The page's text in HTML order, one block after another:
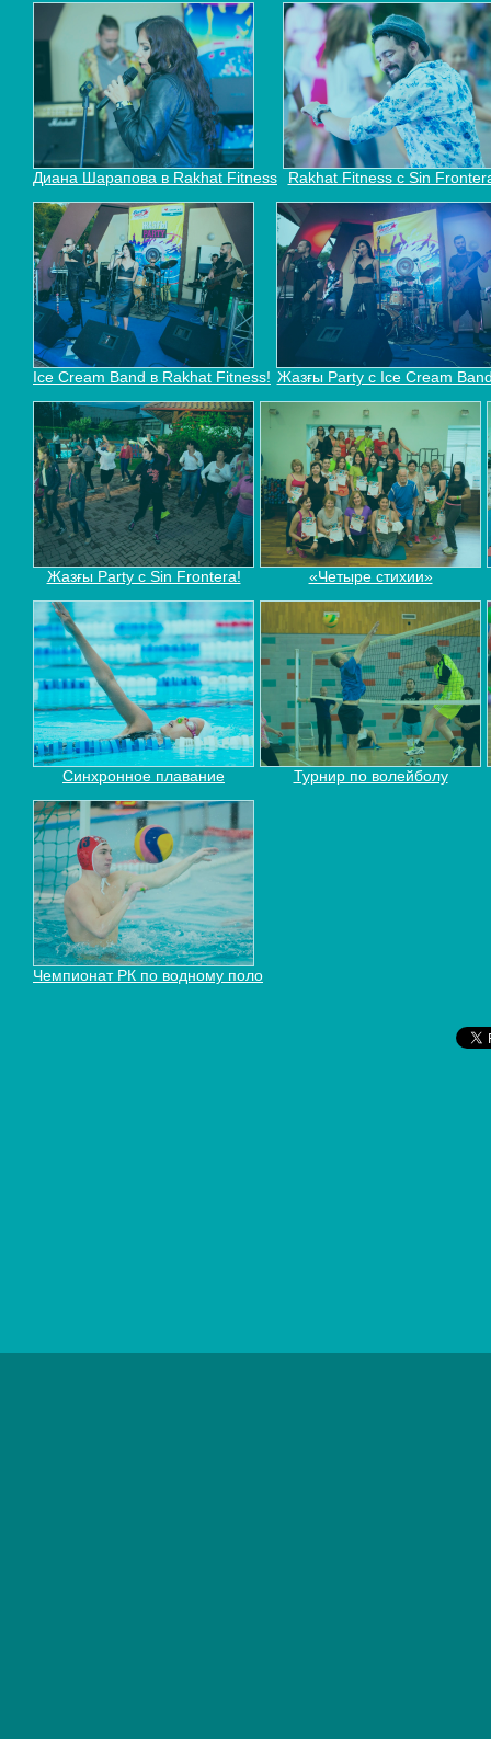
Диана Шарапова в Rakhat Fitness Rakhat Fitness с Sin
Ice Cream Band в Rakhat Fitness! Жазғы Party с Ice Cream
Жазғы Party с Sin Frontera! «Четыре стихии»
Синхронное плавание Турнир по волейболу
Чемпионат РК по водному поло